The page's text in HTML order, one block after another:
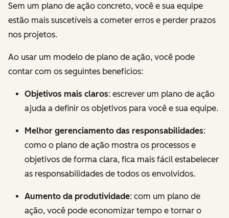
Sem um plano de ação concreto, você e sua equipe
estão mais suscetíveis a cometer erros e perder prazos
nos projetos.
Ao usar um modelo de plano de ação, você pode
contar com os seguintes benefícios:
Objetivos mais claros: escrever um plano de ação
ajuda a definir os objetivos para você e sua equipe.
Melhor gerenciamento das responsabilidades:
como o plano de ação mostra os processos e
objetivos de forma clara, fica mais fácil estabelecer
as responsabilidades de todos os envolvidos.
Aumento da produtividade: com um plano de
ação, você pode economizar tempo e tornar o